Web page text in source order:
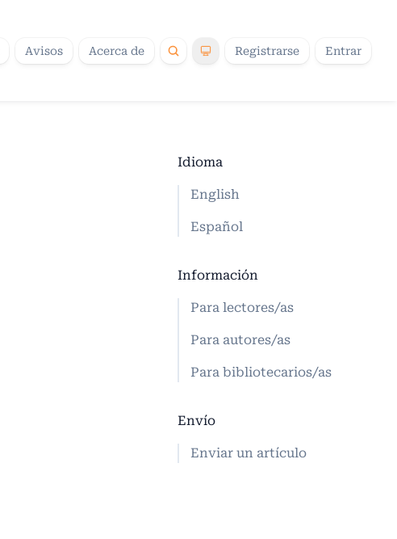
Avisos Acerca de Registrarse Entrar
Idioma
English
Español
Información
Para lectores/as
Para autores/as
Para bibliotecarios/as
Envío
Enviar un artículo